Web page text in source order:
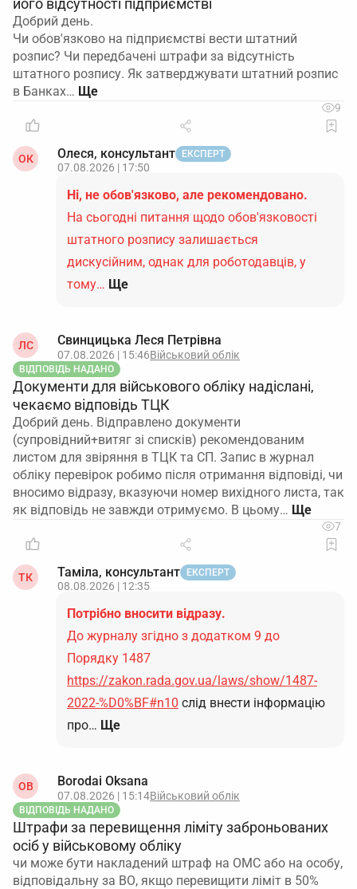
його відсутності підприємстві
Добрий день.
Чи обов'язково на підприємстві вести штатний
розпис? Чи передбачені штрафи за відсутність
штатного розпису. Як затверджувати штатний розпис
в Банках…
9
ОК Олеся, консультант ЕКСПЕРТ
07.08.2026 | 17:50
Ні, не обов'язково, але рекомендовано.
На сьогодні питання щодо обов'язковості
штатного розпису залишається
дискусійним, однак для роботодавців, у
тому… Ще
ЛС Свинцицька Леся Петрівна
07.08.2026 | 15:46Військовий облік
ВІДПОВІДЬ НАДАНО
Документи для військового обліку надіслані,
чекаємо відповідь ТЦК
Добрий день. Відправлено документи
(супровідний+витяг зі списків) рекомендованим
листом для звіряння в ТЦК та СП. Запис в журнал
обліку перевірок робимо після отримання відповіді, чи
вносимо відразу, вказуючи номер вихідного листа, так
як відповідь не завжди отримуємо. В цьому…
7
ТК Таміла, консультант ЕКСПЕРТ
08.08.2026 | 12:35
Потрібно вносити відразу.
До журналу згідно з додатком 9 до
Порядку 1487
https://zakon.rada.gov.ua/laws/show/1487-
2022-%D0%BF#n10 слід внести інформацію
про… Ще
OB Borodai Oksana
07.08.2026 | 15:14Військовий облік
ВІДПОВІДЬ НАДАНО
Штрафи за перевищення ліміту заброньованих
осіб у військовому обліку
чи може бути накладений штраф на ОМС або на особу,
відповідальну за ВО, якщо перевищити ліміт в 50%